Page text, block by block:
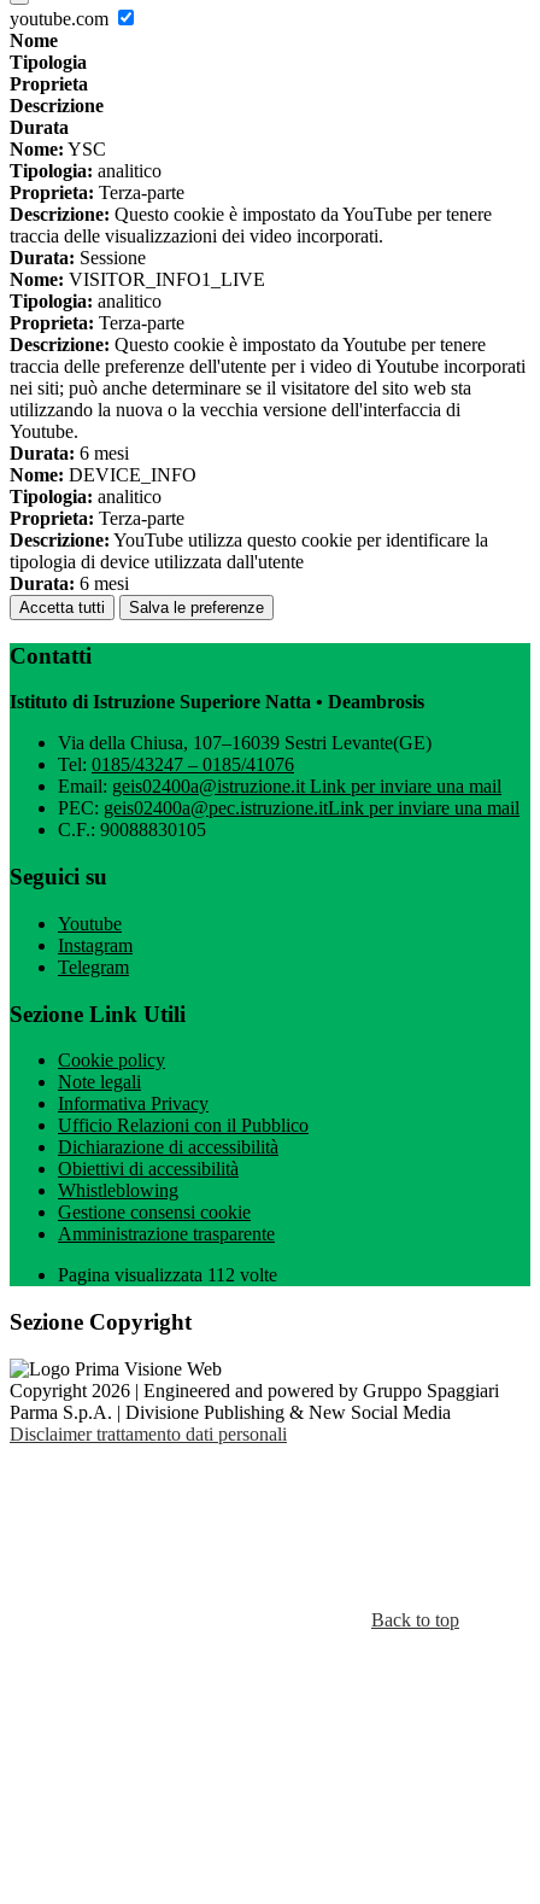
youtube.com
Nome
Tipologia
Proprieta
Descrizione
Durata
Nome: YSC
Tipologia: analitico
Proprieta: Terza-parte
Descrizione: Questo cookie è impostato da YouTube per tenere
traccia delle visualizzazioni dei video incorporati.
Durata: Sessione
Nome: VISITOR_INFO1_LIVE
Tipologia: analitico
Proprieta: Terza-parte
Descrizione: Questo cookie è impostato da Youtube per tenere
traccia delle preferenze dell'utente per i video di Youtube incorporati
nei siti; può anche determinare se il visitatore del sito web sta
utilizzando la nuova o la vecchia versione dell'interfaccia di
Youtube.
Durata: 6 mesi
Nome: DEVICE_INFO
Tipologia: analitico
Proprieta: Terza-parte
Descrizione: YouTube utilizza questo cookie per identificare la
tipologia di device utilizzata dall'utente
Durata: 6 mesi
Accetta tutti Salva le preferenze
Contatti
Istituto di Istruzione Superiore Natta • Deambrosis
Via della Chiusa, 107–16039 Sestri Levante(GE)
Tel: 0185/43247 – 0185/41076
Email: geis02400a@istruzione.itLink per inviare una mail
PEC: geis02400a@pec.istruzione.itLink per inviare una mail
C.F.: 90088830105
Seguici su
Youtube
Instagram
Telegram
Sezione Link Utili
Cookie policy
Note legali
Informativa Privacy
Ufficio Relazioni con il Pubblico
Dichiarazione di accessibilità
Obiettivi di accessibilità
Whistleblowing
Gestione consensi cookie
Amministrazione trasparente
Pagina visualizzata 112 volte
Sezione Copyright
Copyright 2026 | Engineered and powered by Gruppo Spaggiari
Parma S.p.A. | Divisione Publishing & New Social Media
Disclaimer trattamento dati personali
Back to top